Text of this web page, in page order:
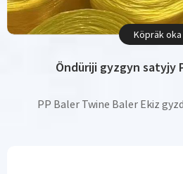
Öndüriji gyzgyn satyjy
PP Baler Twine Baler Ekiz
Köpräk oka